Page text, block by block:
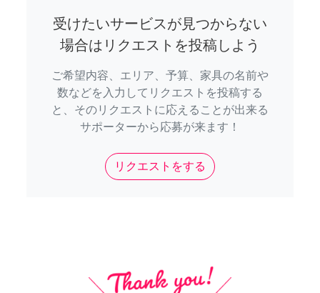
受けたいサービスが見つからない
場合はリクエストを投稿しよう
ご希望内容、エリア、予算、家具の名前や
数などを入力してリクエストを投稿する
と、そのリクエストに応えることが出来る
サポーターから応募が来ます！
リクエストをする